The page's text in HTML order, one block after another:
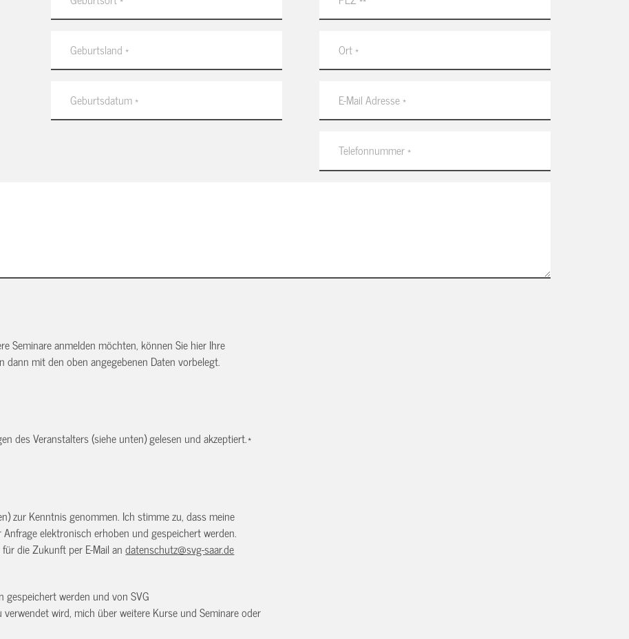
Seminare anmelden möchten, können Sie hier Ihre
dann mit den oben angegebenen Daten vorbelegt.
des Veranstalters (siehe unten) gelesen und akzeptiert.*
zur Kenntnis genommen. Ich stimme zu, dass meine
elektronisch erhoben und gespeichert werden.
die Zukunft per E-Mail andatenschutz@svg-saar.de
gespeichert werden und von SVG
wird, mich über weitere Kurse und Seminare oder